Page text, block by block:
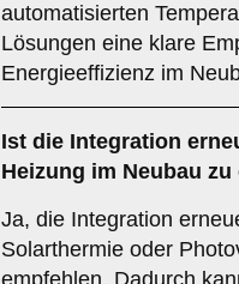
automatisierten
Lösungen eine klare
Energieeffizienz im
Ist die Integration
Heizung im Neubau
Ja, die Integration
Solarthermie oder
empfehlen. Dadurch